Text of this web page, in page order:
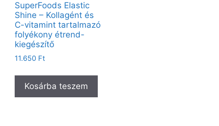
SuperFoods Elastic
Shine – Kollagént és
C-vitamint tartalmazó
folyékony étrend-
kiegészítő
11.650 Ft
Kosárba teszem